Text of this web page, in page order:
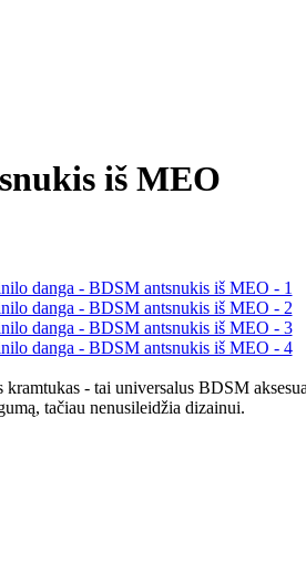
iš MEO
- tai universalus BDSM
tačiau nenusileidžia dizainui.